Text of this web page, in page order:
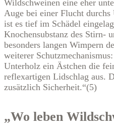
Wildschweinen eine eher
Auge bei einer Flucht
ist es tief im Schädel
Knochensubstanz des Stirn-
besonders langen Wimpern
weiterer
Unterholz ein Ästchen die
reflexartigen Lidschlag aus.
zusätzlich Sicherheit.“(5)
„Wo leben